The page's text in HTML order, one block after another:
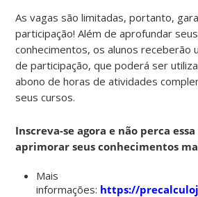
As vagas são limitadas, portanto,
participação! Além de aprofundar seus
conhecimentos, os alunos receberão
de participação, que poderá ser
abono de horas de atividades
seus cursos.
Inscreva-se agora e não perca
aprimorar seus conhecimentos
Mais
informações: https://